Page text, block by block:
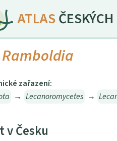
ATLASČESKÝCH
Ramboldia
zařazení:
→ Lecanoromycetes →
v Česku